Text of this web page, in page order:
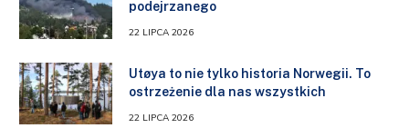
podejrzanego
22 LIPCA 2026
Utøya to nie tylko historia Norwegii. To
ostrzeżenie dla nas wszystkich
22 LIPCA 2026